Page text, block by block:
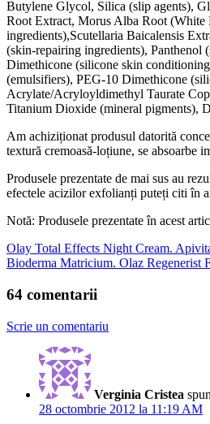
Butylene Glycol, Silica (slip agents),
Root Extract, Morus Alba Root (White
ingredients),Scutellaria Baicalensis
(skin-repairing ingredients),
Dimethicone (silicone skin
(emulsifiers), PEG-10 Dimethicone
Acrylate/Acryloyldimethyl Taurate
Titanium Dioxide (mineral pigments),
Am achiziționat produsul datorită
textură cremoasă-loțiune, se absoarbe
Produsele prezentate de mai sus au
efectele acizilor exfolianți puteți citi în
Notă: Produsele prezentate în acest
Olay Total Effects Night Cream.
Bioderma Matricium. Olaz Regenerist
64 comentarii
Scrie un comentariu
Verginia Cristea
28 octombrie 2012 la 11:19 AM